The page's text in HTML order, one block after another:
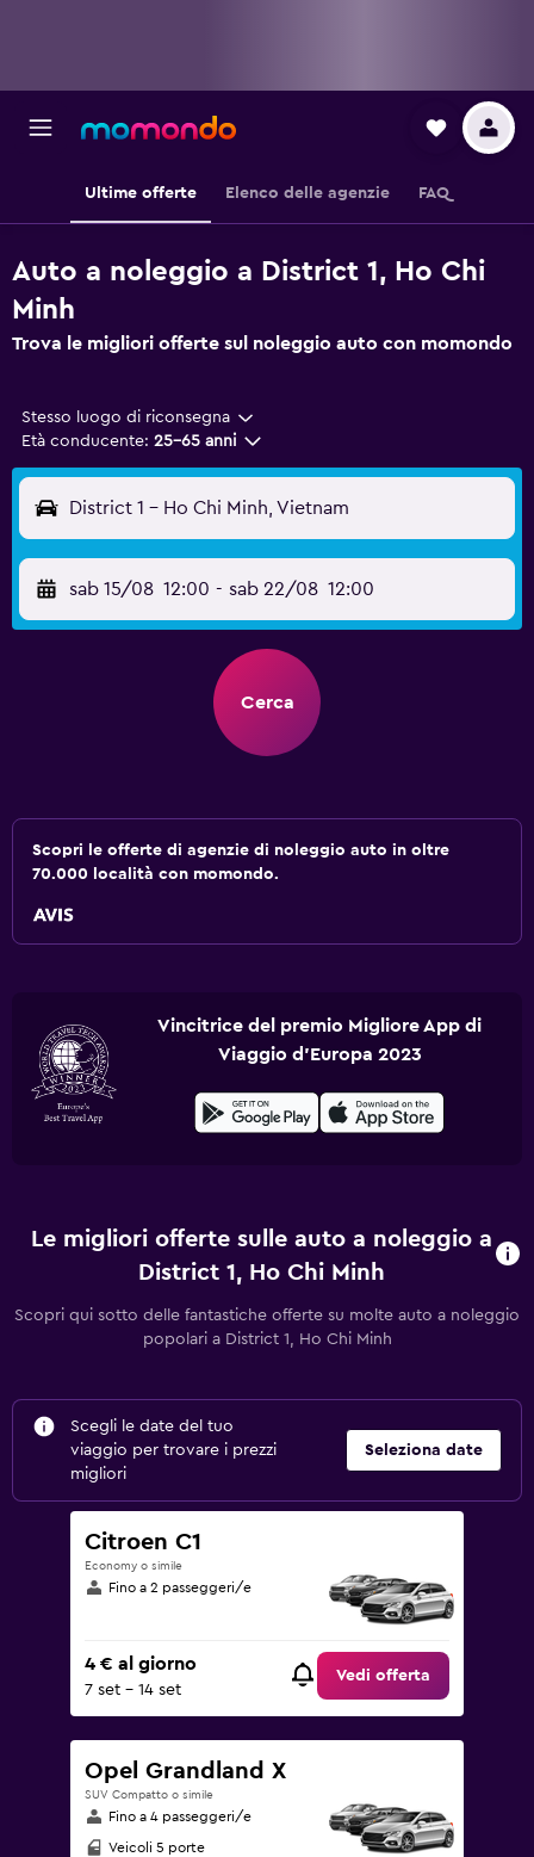
Ultime offerte Elenco delle agenzie FAQ
Auto a noleggio a District 1, Ho Chi
Minh
Trova le migliori offerte sul noleggio auto con momondo
Stesso luogo di riconsegna
Età conducente: 25-65 anni
District 1 - Ho Chi Minh, Vietnam
sab 15/08 12:00 - sab 22/08 12:00
Cerca
Scopri le offerte di agenzie di noleggio auto in oltre
70.000 località con momondo.
Vincitrice del premio Migliore App di
Viaggio d'Europa 2023
Le migliori offerte sulle auto a noleggio a
District 1, Ho Chi Minh
Scopri qui sotto delle fantastiche offerte su molte auto a noleggio
popolari a District 1, Ho Chi Minh
Scegli le date del tuo
viaggio per trovare i prezzi
migliori
Seleziona date
Citroen C1
Economy o simile
Fino a 2 passeggeri/e
4 € al giorno
7 set - 14 set
Vedi offerta
Opel Grandland X
SUV Compatto o simile
Fino a 4 passeggeri/e
Veicoli 5 porte